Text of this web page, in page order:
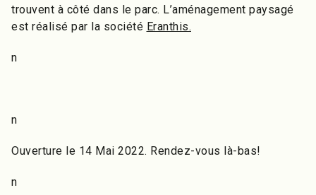
trouvent à côté dans le parc. L’aménagement paysagé
est réalisé par la société Eranthis.
n
n
Ouverture le 14 Mai 2022. Rendez-vous là-bas!
n